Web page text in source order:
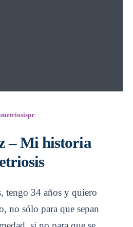
– Mi historia
tengo 34 años y quiero
no sólo para que sepan